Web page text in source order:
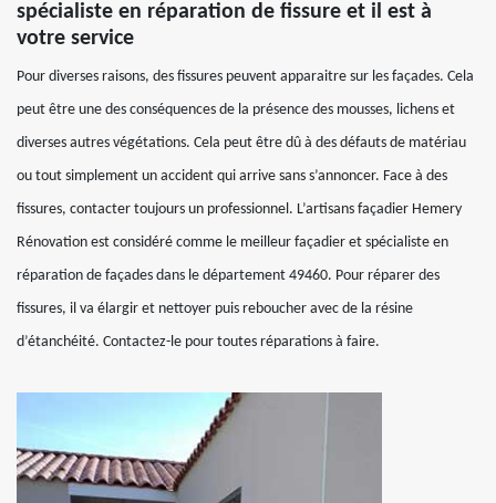
spécialiste en réparation de fissure et il est à
votre service
Pour diverses raisons, des fissures peuvent apparaitre sur les façades. Cela
peut être une des conséquences de la présence des mousses, lichens et
diverses autres végétations. Cela peut être dû à des défauts de matériau
ou tout simplement un accident qui arrive sans s’annoncer. Face à des
fissures, contacter toujours un professionnel. L’artisans façadier Hemery
Rénovation est considéré comme le meilleur façadier et spécialiste en
réparation de façades dans le département 49460. Pour réparer des
fissures, il va élargir et nettoyer puis reboucher avec de la résine
d’étanchéité. Contactez-le pour toutes réparations à faire.